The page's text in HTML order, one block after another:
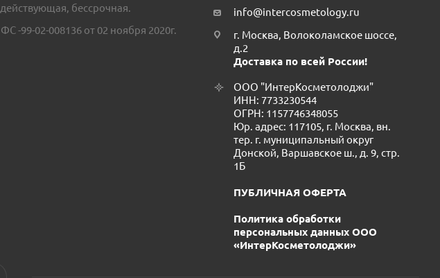
действующая, бессрочная.
ФС -99-02-008136 от 02 ноября 2020г.
info@intercosmetology.ru
г. Москва, Волоколамское шоссе,
д.2
Доставка по всей России!
ООО "ИнтерКосметолоджи"
ИНН: 7733230544
ОГРН: 1157746348055
Юр. адрес: 117105, г. Москва, вн.
тер. г. муниципальный округ
Донской, Варшавское ш., д. 9, стр.
1Б
ПУБЛИЧНАЯ ОФЕРТА
Политика обработки
персональных данных ООО
«ИнтерКосметолоджи»